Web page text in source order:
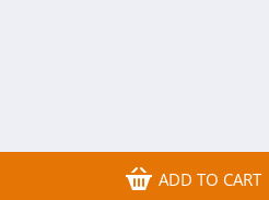
ADD TO CART